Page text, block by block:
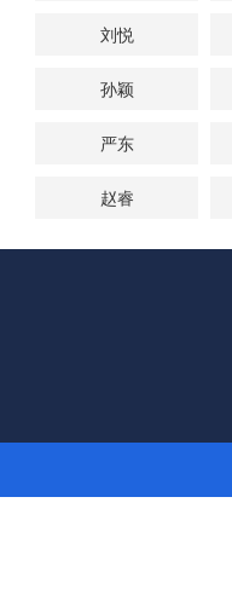
刘悦
孙颖
严东
赵睿